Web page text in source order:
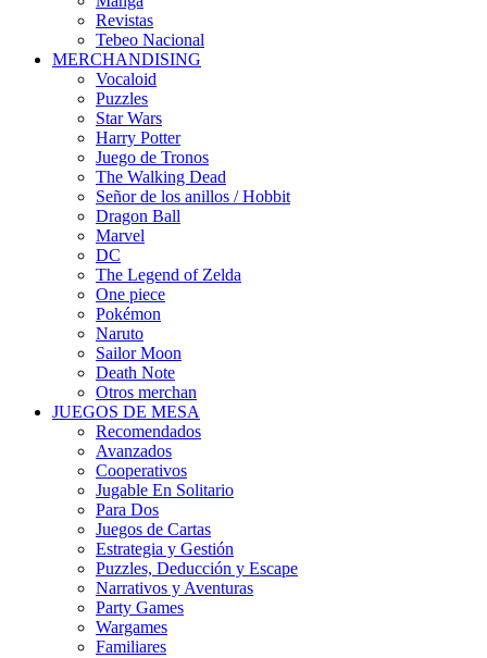
Revistas
Tebeo Nacional
MERCHANDISING
Vocaloid
Puzzles
Star Wars
Harry Potter
Juego de Tronos
The Walking Dead
Señor de los anillos / Hobbit
Dragon Ball
Marvel
DC
The Legend of Zelda
One piece
Pokémon
Naruto
Sailor Moon
Death Note
Otros merchan
JUEGOS DE MESA
Recomendados
Avanzados
Cooperativos
Jugable En Solitario
Para Dos
Juegos de Cartas
Estrategia y Gestión
Puzzles, Deducción y Escape
Narrativos y Aventuras
Party Games
Wargames
Familiares